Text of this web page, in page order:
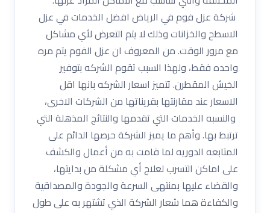
شركة عزل فوم في الرياض افضل الخدمات في عزل
الاسطح والخزانات وذلك لا يتم التعرض لأي مشاكل
مع مرور الوقت. من المعروف ان عزل الفوم يتم مره
واحده فقط، ولهذا السبب تقوم الشركه بتوفير
الخيش المقطرن. تتميز اسعار الشركه بانها اقل
الاسعار عند مقارنتها بقريناتها من الشركات الاخرى،
والنسبه الخدمات التي تقدمها والنتائج المذهلة التي
ترتبط بها. وأهم ما يميز الشركة حرصها الدائم على
المتابعه الدوريه لما قامت به من أعمال والكشف
على اماكن التسرب لعلاج أي مشكلة من بدايتها،
والقضاء عليها بمنتهى السرعة والجودة والمصداقية
والكفاءة هما شعار الشركة الذي تشتهر به على طول